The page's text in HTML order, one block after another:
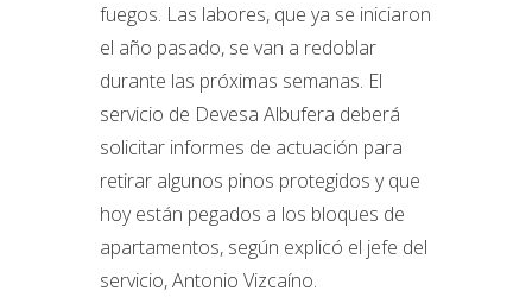
fuegos. Las labores, que ya se iniciaron
el año pasado, se van a redoblar
durante las próximas semanas. El
servicio de Devesa Albufera deberá
solicitar informes de actuación para
retirar algunos pinos protegidos y que
hoy están pegados a los bloques de
apartamentos, según explicó el jefe del
servicio, Antonio Vizcaíno.